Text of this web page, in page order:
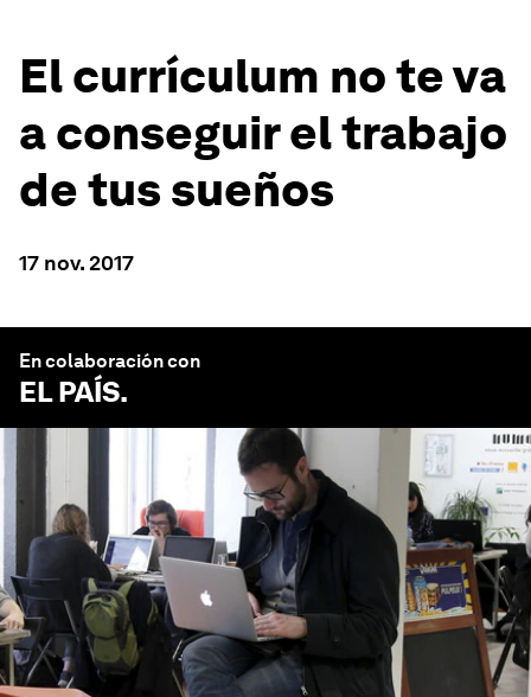
El currículum no te va
a conseguir el trabajo
de tus sueños
17 nov. 2017
En colaboración con
EL PAÍS.